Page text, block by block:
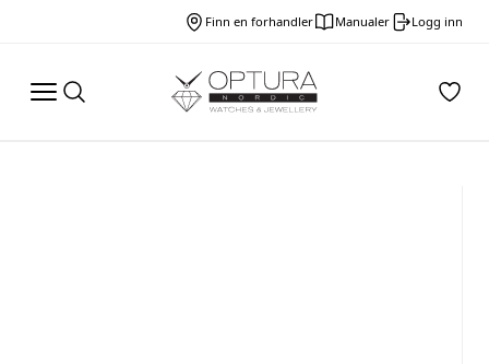
Finn en forhandler Manualer Logg inn